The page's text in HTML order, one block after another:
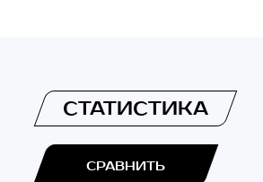
СТАТИСТИКА
СРАВНИТЬ